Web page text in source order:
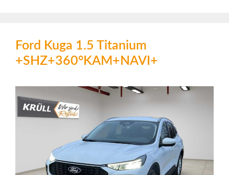
Ford Kuga 1.5 Titanium
+SHZ+360°KAM+NAVI+